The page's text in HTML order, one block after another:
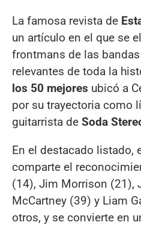
La famosa revista de
un artículo en el que se
frontmans de las
relevantes de toda la
los 50 mejores ubicó a
por su trayectoria como
guitarrista de Soda
En el destacado listado,
comparte el
(14), Jim Morrison (21),
McCartney (39) y Liam
otros, y se convierte en